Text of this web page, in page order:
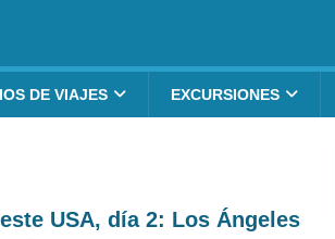
DE VIAJES EXCURSIONES
USA, día 2: Los Ángeles